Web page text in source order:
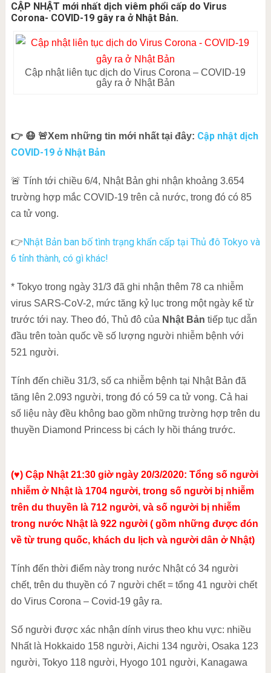
CẬP NHẬT mới nhất dịch viêm phổi cấp do Virus
Corona- COVID-19 gây ra ở Nhật Bản.
Cập nhật liên tục dịch do Virus Corona – COVID-19
gây ra ở Nhật Bản
👉 😷 🚨Xem những tin mới nhất tại đây: Cập nhật dịch
COVID-19 ở Nhật Bản
🚨 Tính tới chiều 6/4, Nhật Bản ghi nhận khoảng 3.654
trường hợp mắc COVID-19 trên cả nước, trong đó có 85
ca tử vong.
👉Nhật Bản ban bố tình trạng khẩn cấp tại Thủ đô Tokyo và
6 tỉnh thành, có gì khác!
* Tokyo trong ngày 31/3 đã ghi nhận thêm 78 ca nhiễm
virus SARS-CoV-2, mức tăng kỷ lục trong một ngày kể từ
trước tới nay. Theo đó, Thủ đô của Nhật Bản tiếp tục dẫn
đầu trên toàn quốc về số lượng người nhiễm bệnh với
521 người.
Tính đến chiều 31/3, số ca nhiễm bệnh tại Nhật Bản đã
tăng lên 2.093 người, trong đó có 59 ca tử vong. Cả hai
số liệu này đều không bao gồm những trường hợp trên du
thuyền Diamond Princess bị cách ly hồi tháng trước.
(♥) Cập Nhật 21:30 giờ ngày 20/3/2020: Tổng số người
nhiễm ở Nhật là 1704 người, trong số người bị nhiễm
trên du thuyền là 712 người, và số người bị nhiễm
trong nước Nhật là 922 người ( gồm những được đón
về từ trung quốc, khách du lịch và người dân ở Nhật)
Tính đến thời điểm này trong nước Nhật có 34 người
chết, trên du thuyền có 7 người chết = tổng 41 người chết
do Virus Corona – Covid-19 gây ra.
Số người được xác nhận dính virus theo khu vực: nhiều
Nhất là Hokkaido 158 người, Aichi 134 người, Osaka 123
người, Tokyo 118 người, Hyogo 101 người, Kanagawa